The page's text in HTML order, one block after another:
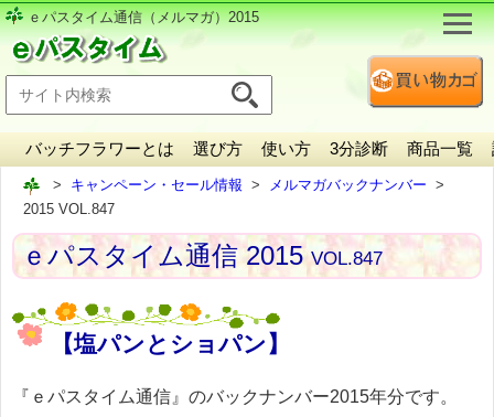
ｅパスタイム通信（メルマガ）2015
バッチフラワーとは 選び方 使い方 3分診断 商品一覧
キャンペーン・セール情報
メルマガバックナンバー
2015 VOL.847
ｅパスタイム通信 2015VOL.847
【塩パンとショパン】
『ｅパスタイム通信』のバックナンバー2015年分です。